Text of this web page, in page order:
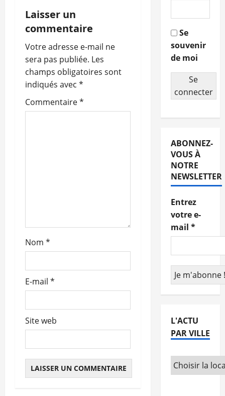
i
g
a
t
i
o
t
c
l
e
Laisser un
commentaire
Votre adresse e-mail ne
sera pas publiée. Les
champs obligatoires sont
indiqués avec *
Commentaire*
Nom *
E-mail *
Site web
Se
souvenir
de moi
Se
connecter
ABONNEZ-
VOUS À
NOTRE
NEWSLETTER
Entrez
votre e-
mail *
L'ACTU
PAR VILLE